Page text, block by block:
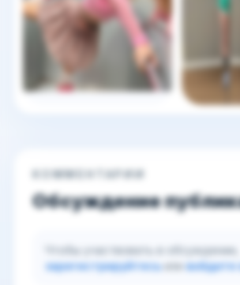
КОММЕНТАРИИ
Обсуждение
Чтобы участвовать в обсуждении,
зарегистрируйтесьиливойдите